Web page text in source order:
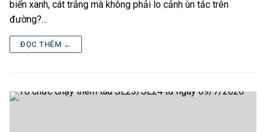
biển xanh, cát trắng mà không phải lo cảnh ùn tắc trên
đường?…
ĐỌC THÊM ←